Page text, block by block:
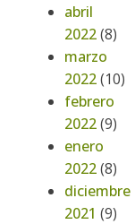
abril
2022(8)
marzo
2022(10)
febrero
2022(9)
enero
2022(8)
diciembre
2021 (9)